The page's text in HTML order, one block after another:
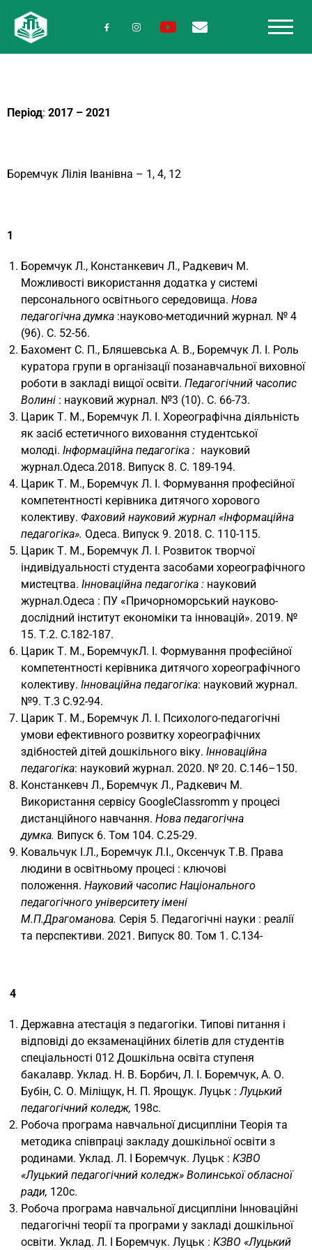
Період: 2017 – 2021
Боремчук Лілія Іванівна – 1, 4, 12
1
Боремчук Л., Констанкевич Л., Радкевич М.
Можливості використання додатка у системі
персонального освітнього середовища. Нова
педагогічна думка :науково-методичний журнал. № 4
(96). С. 52-56.
Бахомент С. П., Бляшевська А. В., Боремчук Л. І. Роль
куратора групи в організації позанавчальної виховної
роботи в закладі вищої освіти. Педагогічний часопис
Волині : науковий журнал. №3 (10). С. 66-73.
Царик Т. М., Боремчук Л. І. Хореографічна діяльність
як засіб естетичного виховання студентської
молоді. Інформаційна педагогіка : науковий
журнал.Одеса.2018. Випуск 8. С. 189-194.
Царик Т. М., Боремчук Л. І. Формування професійної
компетентності керівника дитячого хорового
колективу. Фаховий науковий журнал «Інформаційна
педагогіка». Одеса. Випуск 9. 2018. С. 110-115.
Царик Т. М., Боремчук Л. І. Розвиток творчої
індивідуальності студента засобами хореографічного
мистецтва. Інноваційна педагогіка : науковий
журнал.Одеса : ПУ «Причорноморський науково-
дослідний інститут економіки та інновацій». 2019. №
15. Т.2. С.182-187.
Царик Т. М., БоремчукЛ. І. Формування професійної
компетентності керівника дитячого хореографічного
колективу. Інноваційна педагогіка: науковий журнал.
№9. Т.3 С.92-94.
Царик Т. М., Боремчук Л. І. Психолого-педагогічні
умови ефективного розвитку хореографічних
здібностей дітей дошкільного віку. Інноваційна
педагогіка: науковий журнал. 2020. № 20. С.146–150.
Констанкевч Л., Боремчук Л., Радкевич М.
Використання сервісу GoogleClassromm у процесі
дистанційного навчання. Нова педагогічна
думка. Випуск 6. Том 104. С.25-29.
Ковальчук І.Л., Боремчук Л.І., Оксенчук Т.В. Права
людини в освітньому процесі : ключові
положення. Науковий часопис Національного
педагогічного університету імені
М.П.Драгоманова. Серія 5. Педагогічні науки : реалії
та перспективи. 2021. Випуск 80. Том 1. С.134-
4
Державна атестація з педагогіки. Типові питання і
відповіді до екзаменаційних білетів для студентів
спеціальності 012 Дошкільна освіта ступеня
бакалавр. Уклад. Н. В. Борбич, Л. І. Боремчук, А. О.
Бубін, С. О. Міліщук, Н. П. Ярощук. Луцьк :Луцький
педагогічний коледж, 198с.
Робоча програма навчальної дисципліни Теорія та
методика співпраці закладу дошкільної освіти з
родинами. Уклад. Л. І Боремчук. Луцьк : КЗВО
«Луцький педагогічний коледж» Волинської обласної
ради, 120с.
Робоча програма навчальної дисципліни Інноваційні
педагогічні теорії та програми у закладі дошкільної
освіти. Уклад. Л. І Боремчук. Луцьк : КЗВО «Луцький